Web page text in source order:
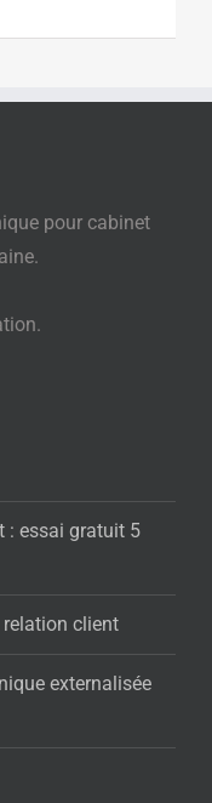
pour cabinet
: essai gratuit 5
client
externalisée